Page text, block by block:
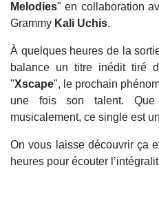
Melodies" en collaboration
Grammy Kali Uchis.
À quelques heures de la
balance un titre inédit tiré
"Xscape", le prochain
une fois son talent.
musicalement, ce single est
On vous laisse découvrir ça
heures pour écouter